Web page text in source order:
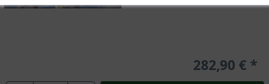
282,90 €